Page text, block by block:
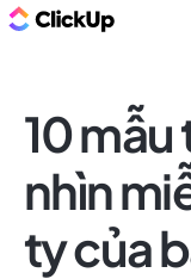
10
nhìn
ty của